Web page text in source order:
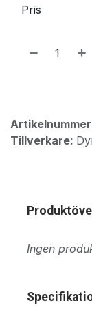
Pris
Tillverkare:
Ingen